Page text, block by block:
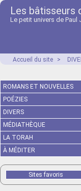
Les bâtisseurs
Le petit univers de Paul
Accueil du site >
ROMANS ET NOUVELLES
POÉZIES
DIVERS
MÉDIATHÈQUE
LA TORAH
À MÉDITER
Sites favoris